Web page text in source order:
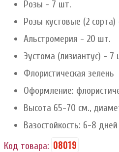
Розы - 7 шт.
Розы кустовые (2
Альстромерия - 20 шт.
Эустома (лизиантус) - 7
Флористическая зелень
Оформление:
Высота 65-70 см.,
Вазостойкость: 6-8
Код товара: 08019